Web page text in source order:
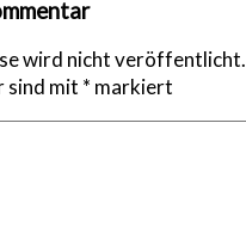
wird nicht veröffentlicht.
sind mit * markiert